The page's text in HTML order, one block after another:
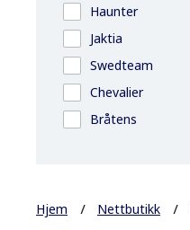
Haunter
Jaktia
Swedteam
Chevalier
Bråtens
Hjem Nettbutikk